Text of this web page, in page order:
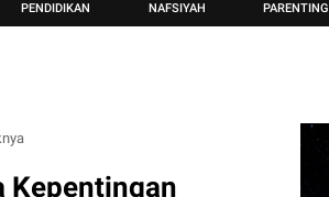
PENDIDIKAN NAFSIYAH PARENTING
Kepentingan